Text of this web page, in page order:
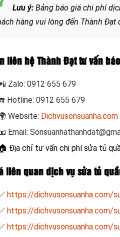
Lưu ý: Bảng báo giá chi phí
hàng vui lòng đến Thành
liên hệ Thành Đạt tư vấn
Zalo: 0912 655 679
Hotline: 0912 655 679
Website: Dichvusonsuanha.com
Email:
Địa chỉ tư vấn chi phí sửa tủ
liên quan dịch vụ sửa tủ
https://dichvusonsuanha.com/
https://dichvusonsuanha.com/
https://dichvusonsuanha.com/